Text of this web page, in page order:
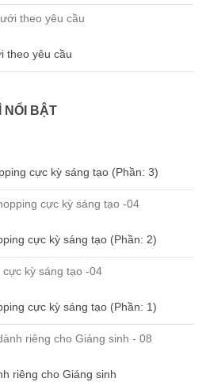
theo yêu cầu
NỔI BẬT
cực kỳ sáng tạo (Phần: 3)
cực kỳ sáng tạo (Phần: 2)
cực kỳ sáng tạo (Phần: 1)
riêng cho Giáng sinh